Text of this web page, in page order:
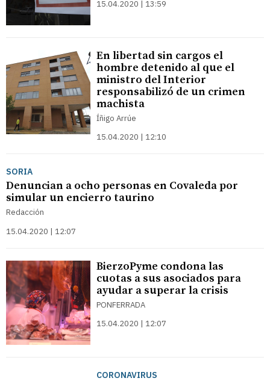
15.04.2020 | 13:59
En libertad sin cargos el
hombre detenido al que el
ministro del Interior
responsabilizó de un crimen
machista
Íñigo Arrúe
15.04.2020 | 12:10
SORIA
Denuncian a ocho personas en Covaleda por
simular un encierro taurino
Redacción
15.04.2020 | 12:07
BierzoPyme condona las
cuotas a sus asociados para
ayudar a superar la crisis
PONFERRADA
15.04.2020 | 12:07
CORONAVIRUS